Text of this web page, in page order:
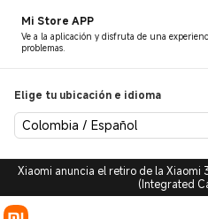
Mi Store APP
Ve a la aplicación y disfruta de una
problemas.
Elige tu ubicación e idioma
Colombia / Español
Xiaomi anuncia el retiro de la Xiaomi
(Integrated